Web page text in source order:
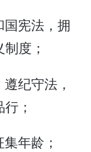
国宪法，拥
度；
纪守法，
；
年龄；